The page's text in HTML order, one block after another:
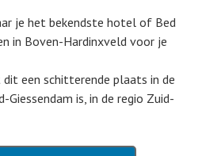
je het bekendste hotel of Bed
in Boven-Hardinxveld voor je
een schitterende plaats in de
Giessendam is, in de regio Zuid-